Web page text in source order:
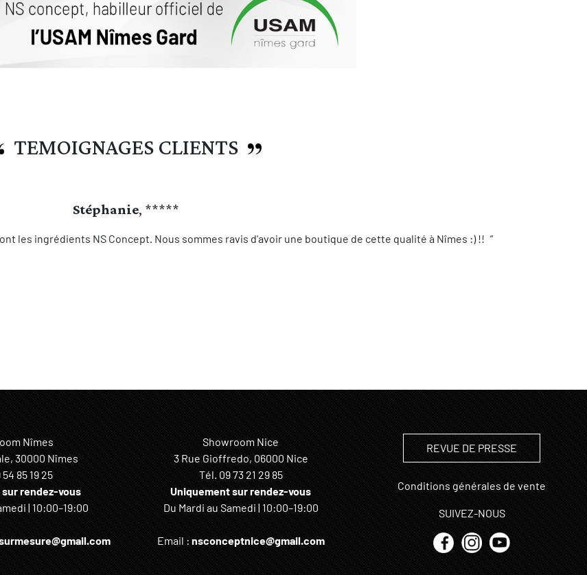
TEMOIGNAGES CLIENTS
Stéphanie, *****
les ingrédients NS Concept. Nous sommes ravis d'avoir une boutique de cette qualité à Nîmes :) !!
Nîmes
30000 Nîmes
54 85 19 25
rendez-vous
| 10:00–19:00
Showroom Nice
3 Rue Gioffredo, 06000 Nice
Tél. 09 73 21 29 85
Uniquement sur rendez-vous
Du Mardi au Samedi | 10:00–19:00
Email : nsconceptnice@gmail.com
REVUE DE PRESSE
Conditions générales de vente
SUIVEZ-NOUS